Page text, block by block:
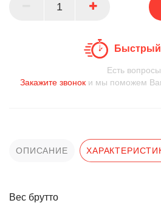
Быстрый
Есть
Закажите звоноки мы поможем Вам
ОПИСАНИЕ
Вес брутто